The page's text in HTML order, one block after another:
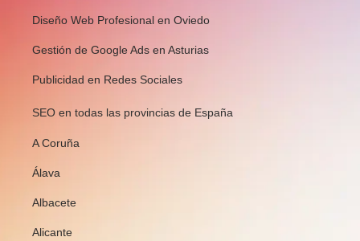
Diseño Web Profesional en Oviedo
Gestión de Google Ads en Asturias
Publicidad en Redes Sociales
SEO en todas las provincias de España
A Coruña
Álava
Albacete
Alicante